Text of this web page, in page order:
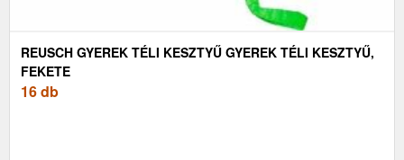
REUSCH GYEREK TÉLI KESZTYŰ GYEREK TÉLI KESZTYŰ,
FEKETE
16 db